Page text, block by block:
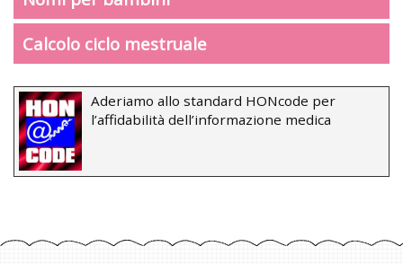
Calcolo ciclo mestruale
Aderiamo allo standard HONcode per
l’affidabilità dell’informazione medica